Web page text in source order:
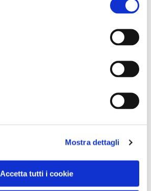
Mostra dettagli
Accetta tutti i cookie